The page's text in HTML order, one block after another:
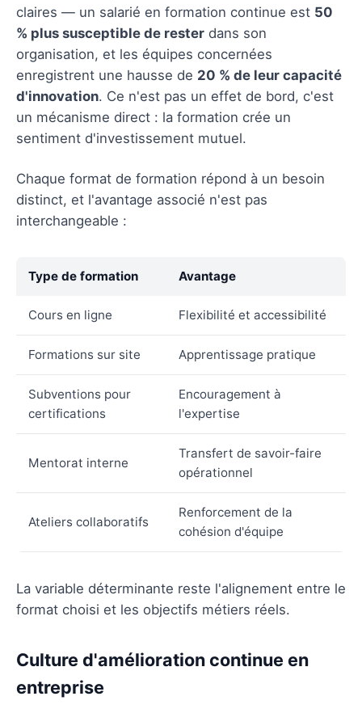
claires — un salarié en formation continue est 50
% plus susceptible de rester dans son
organisation, et les équipes concernées
enregistrent une hausse de 20 % de leur capacité
d'innovation. Ce n'est pas un effet de bord, c'est
un mécanisme direct : la formation crée un
sentiment d'investissement mutuel.
Chaque format de formation répond à un besoin
distinct, et l'avantage associé n'est pas
interchangeable :
Type de formation Avantage
Cours en ligne Flexibilité et accessibilité
Formations sur site Apprentissage pratique
Subventions pour
certifications
Encouragement à
l'expertise
Mentorat interne
Transfert de savoir-faire
opérationnel
Ateliers collaboratifs
Renforcement de la
cohésion d'équipe
La variable déterminante reste l'alignement entre le
format choisi et les objectifs métiers réels.
Culture d'amélioration continue en
entreprise